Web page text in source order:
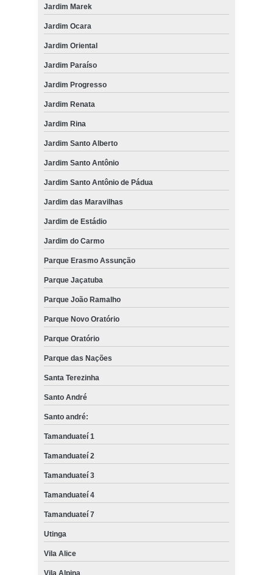
Jardim Marek
Jardim Ocara
Jardim Oriental
Jardim Paraíso
Jardim Progresso
Jardim Renata
Jardim Rina
Jardim Santo Alberto
Jardim Santo Antônio
Jardim Santo Antônio de Pádua
Jardim das Maravilhas
Jardim de Estádio
Jardim do Carmo
Parque Erasmo Assunção
Parque Jaçatuba
Parque João Ramalho
Parque Novo Oratório
Parque Oratório
Parque das Nações
Santa Terezinha
Santo André
Santo andré:
Tamanduateí 1
Tamanduateí 2
Tamanduateí 3
Tamanduateí 4
Tamanduateí 7
Utinga
Vila Alice